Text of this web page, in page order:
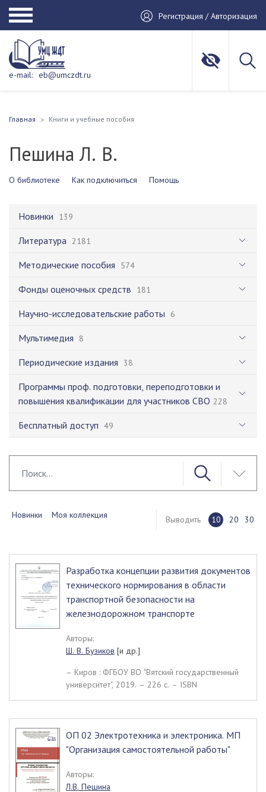
Регистрация / Авторизация
e-mail: eb@umczdt.ru
Главная Книги и учебные пособия
Пешина Л. В.
О библиотеке Как подключиться Помощь
Новинки 139
Литература 2181
Методические пособия 574
Фонды оценочных средств 181
Научно-исследовательские работы 6
Мультимедия 8
Периодические издания 38
Программы проф. подготовки, переподготовки и
повышения квалификации для участников СВО 228
Бесплатный доступ 49
Новинки Моя коллекция Выводить 10 20 30
Разработка концепции развития документов
технического нормирования в области
транспортной безопасности на
железнодорожном транспорте
Авторы:
Ш. В. Бузиков [и др.]
– Киров : ФГБОУ ВО "Вятский государственный
университет", 2019. – 226 c. – ISBN
ОП 02 Электротехника и электроника. МП
"Организация самостоятельной работы"
Авторы:
Л.В. Пешина